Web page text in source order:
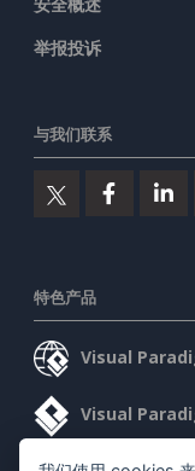
举报投诉
与我们联系
特色产品
Visual
Visual